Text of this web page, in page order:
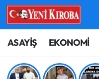
ASAYİŞ EKONOMİ
ASAYİŞ
BİLİM-
Aydın Nöbetçi
Aydın Hava